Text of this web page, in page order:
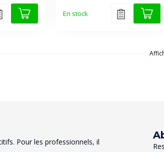
En stock
Pour les professionnels, il